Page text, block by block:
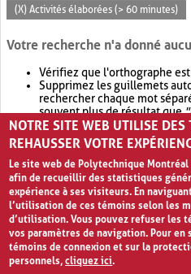
(X) Activités élaborées (> 60 minutes)
Votre recherche n'a donné
Vérifiez que l'orthographe
Supprimez les guillemets
rechercher chaque mot
souvent plus de résultat que
Envisagez d'élargir votre
retournera souvent plus de
NOTRE SITE WEB UTILISE
REHAUSSER VOTRE
Le site web de Polytechnique
afin de recueillir des statistiques
expérience à ses visiteurs. En
l’utilisation de ces témoins selon les
d’utilisation. Vous pouvez refuser les
vos paramètres de navigation. Pour en
témoins de connexion et sur la
personnels,cliquez ici.